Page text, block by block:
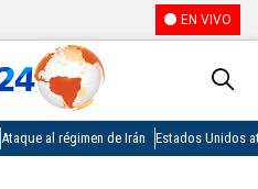
EN VIVO
Ataque al régimen de Irán Estados Unidos